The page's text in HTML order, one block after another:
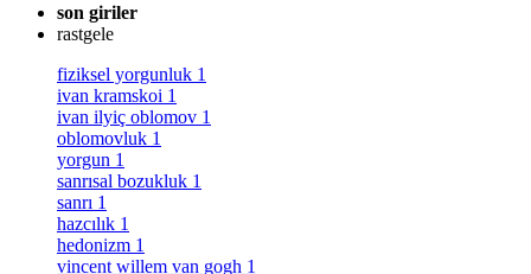
son giriler
rastgele
fiziksel yorgunluk 1
ivan kramskoi 1
ivan ilyiç oblomov 1
oblomovluk 1
yorgun 1
sanrısal bozukluk 1
sanrı 1
hazcılık 1
hedonizm 1
vincent willem van gogh 1